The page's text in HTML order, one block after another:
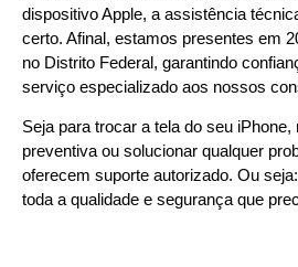
dispositivo Apple, a assistência
certo. Afinal, estamos presentes em
no Distrito Federal, garantindo
serviço especializado aos nossos
Seja para trocar a tela do seu
preventiva ou solucionar qualquer
oferecem suporte autorizado. Ou
toda a qualidade e segurança que